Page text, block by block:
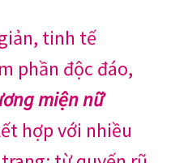
tinh tế
phần độc đáo,
miện nữ
hợp với nhiều